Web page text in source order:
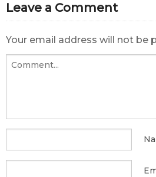
Leave a Comment
Your email address will not be